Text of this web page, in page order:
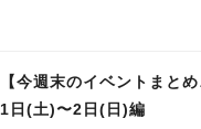
【今週末のイベントまと
1日(土)〜2日(日)編